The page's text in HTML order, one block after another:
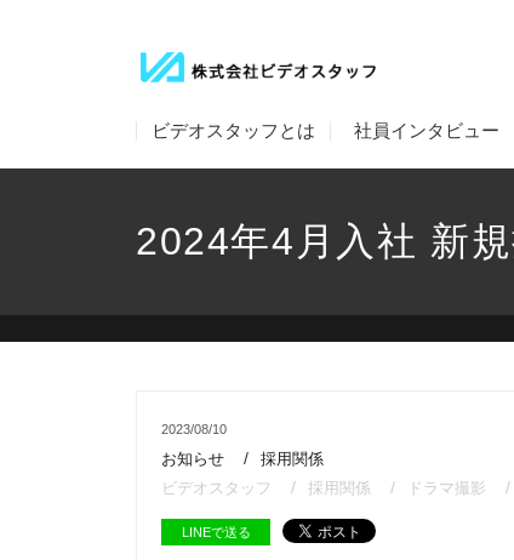
ビデオスタッフとは 社員インタビュー
2024年4月入社 新
2023/08/10
お知らせ
採用関係
ビデオスタッフ
採用関係 ドラマ撮影
LINEで送る